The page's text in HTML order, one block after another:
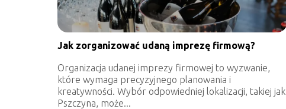
Jak zorganizować udaną imprezę firmową?
Organizacja udanej imprezy firmowej to wyzwanie,
które wymaga precyzyjnego planowania i
kreatywności. Wybór odpowiedniej lokalizacji, takiej jak
Pszczyna, może...